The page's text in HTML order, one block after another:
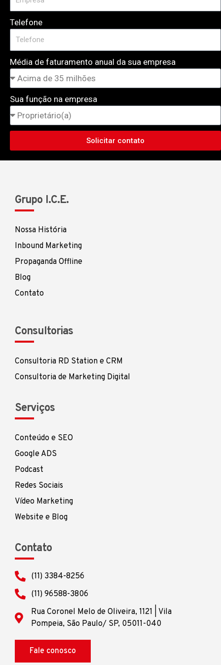
Telefone
Média de faturamento anual da sua empresa
Sua função na empresa
Solicitar contato
Grupo I.C.E.
Nossa História
Inbound Marketing
Propaganda Offline
Blog
Contato
Consultorias
Consultoria RD Station e CRM
Consultoria de Marketing Digital
Serviços
Conteúdo e SEO
Google ADS
Podcast
Redes Sociais
Vídeo Marketing
Website e Blog
Contato
(11) 3384-8256
(11) 96588-3806
Rua Coronel Melo de Oliveira, 1121 | Vila
Pompeia, São Paulo/ SP, 05011-040
Fale conosco